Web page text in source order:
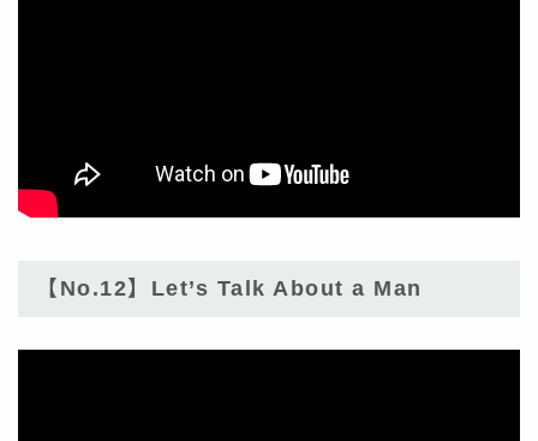
【No.12】Let’s Talk About a Man